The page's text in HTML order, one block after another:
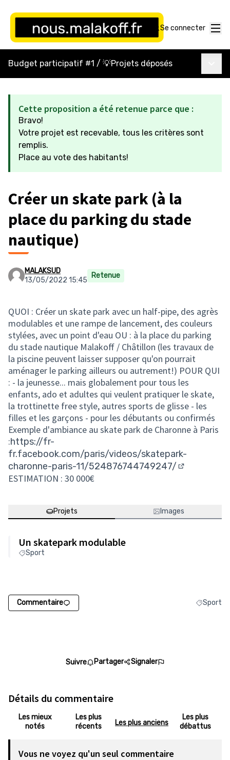
Se connecter
Budget participatif #1 / 💡Projets déposés
Cette proposition a été retenue parce que :
Bravo!
Votre projet est recevable, tous les critères sont
remplis.
Place au vote des habitants!
Créer un skate park (à la
place du parking du stade
nautique)
MALAKSUD
13/05/2022 15:45
Retenue
QUOI : Créer un skate park avec un half-pipe, des agrès
modulables et une rampe de lancement, des couleurs
stylées, avec un point d'eau OU : à la place du parking
du stade nautique Malakoff / Châtillon (les travaux de
la piscine peuvent laisser supposer qu'on pourrait
aménager le parking ailleurs ou autrement!) POUR QUI
: - la jeunesse... mais globalement pour tous les
enfants, ado et adultes qui veulent pratiquer le skate,
la trottinette free style, autres sports de glisse - les
filles et les garçons - pour les débutants ou confirmés
Exemple d'ambiance au skate park de Charonne à Paris
:https://fr-
fr.facebook.com/paris/videos/skatepark-
charonne-paris-11/524876744749247/
ESTIMATION : 30 000€
Projets Images
Un skatepark modulable
Sport
Commentaire Filtrer les
Sport
Suivre Partager Signaler
Détails du commentaire
Les mieux
notés
Les plus
récents
Les plus anciens
Les plus
débattus
Vous ne voyez qu'un seul commentaire